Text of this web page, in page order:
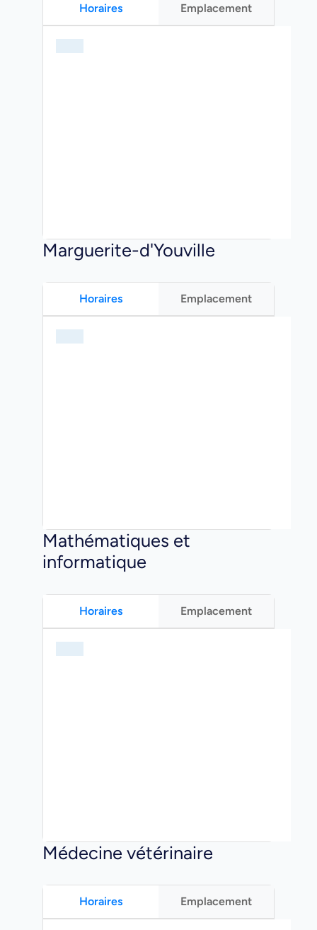
Horaires Emplacement
Marguerite-d'Youville
Horaires Emplacement
Mathématiques et
informatique
Horaires Emplacement
Médecine vétérinaire
Horaires Emplacement